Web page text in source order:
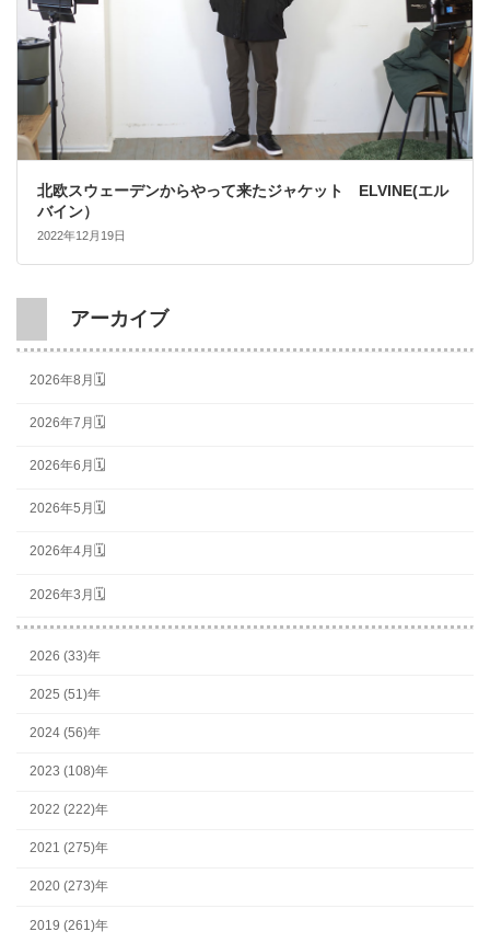
北欧スウェーデンからやって来たジャケット ELVINE(エル
バイン）
2022年12月19日
アーカイブ
2026年8月🗓
2026年7月🗓
2026年6月🗓
2026年5月🗓
2026年4月🗓
2026年3月🗓
2026 (33)年
2025 (51)年
2024 (56)年
2023 (108)年
2022 (222)年
2021 (275)年
2020 (273)年
2019 (261)年